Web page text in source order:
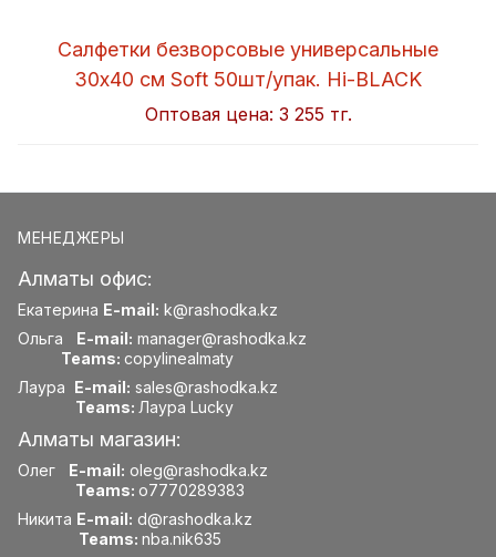
Салфетки безворсовые универсальные
30x40 см Soft 50шт/упак. Hi-BLACK
Оптовая цена: 3 255 тг.
МЕНЕДЖЕРЫ
Алматы офис:
Екатерина E-mail: k@rashodka.kz
Ольга E-mail: manager@rashodka.kz
Teams: copylinealmaty
Лаура E-mail: sales@rashodka.kz
Teams: Лаура Lucky
Алматы магазин:
Олег E-mail: oleg@rashodka.kz
Teams: o7770289383
Никита E-mail: d@rashodka.kz
Teams: nba.nik635